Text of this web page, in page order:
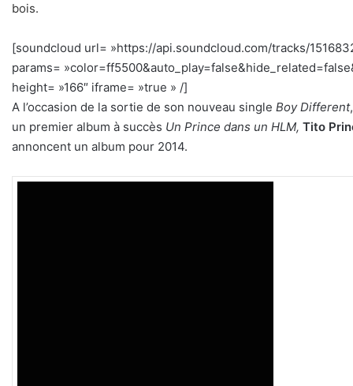
bois.
[soundcloud url= »https://api.soundcloud.com/tracks/
params=
height= »166″ iframe= »true » /]
A l’occasion de la sortie de son nouveau single Boy Different
un premier album à succès Un Prince dans un HLM, Tito
annoncent un album pour 2014.